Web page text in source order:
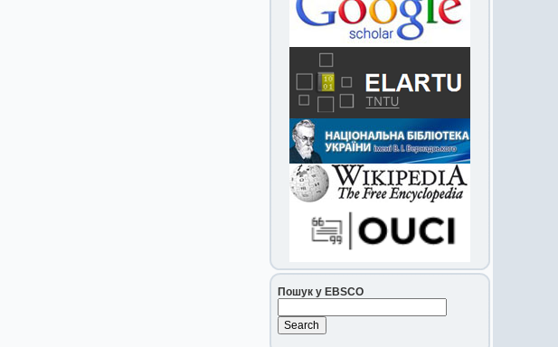
Пошук у EBSCO